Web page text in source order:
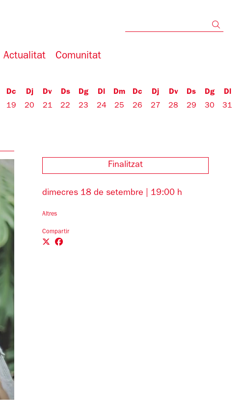
Actualitat Comunitat
Dc
19
Dj
20
Dv
21
Ds
22
Dg
23
Dl
24
Dm
25
Dc
26
Dj
27
Dv
28
Ds
29
Dg
30
Dl
31
Finalitzat
dimecres 18 de setembre 19:00 h
Altres
Compartir